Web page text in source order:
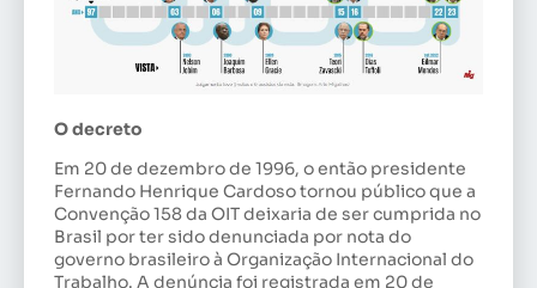
O decreto
Em 20 de dezembro de 1996, o então presidente
Fernando Henrique Cardoso tornou público que a
Convenção 158 da OIT deixaria de ser cumprida no
Brasil por ter sido denunciada por nota do
governo brasileiro à Organização Internacional do
Trabalho. A denúncia foi registrada em 20 de